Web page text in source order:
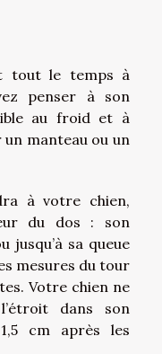
tout le temps à
penser à son
au froid et à
un manteau ou un
à votre chien,
du dos : son
jusqu’à sa queue
mesures du tour
Votre chien ne
dans son
cm après les